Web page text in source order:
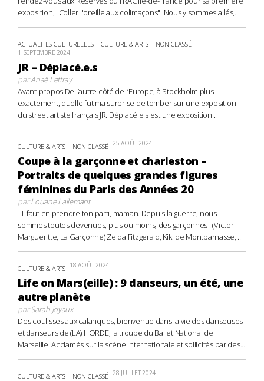
exposition, "Coller l'oreille aux colimaçons". Nous y sommes allés,...
ACTUALITÉS CULTURELLES CULTURE & ARTS NON CLASSÉ
1 SEPTEMBRE 2024
JR – Déplacé.e.s
parAnaë Leffray
Avant-propos De l’autre côté de l’Europe, à Stockholm plus
exactement, quelle fut ma surprise de tomber sur une exposition
du street artiste français JR. Déplacé.e.s est une exposition...
CULTURE & ARTS NON CLASSÉ 25 AOÛT 2024
Coupe à la garçonne et charleston –
Portraits de quelques grandes figures
féminines du Paris des Années 20
parLouane Lallemant
- Il faut en prendre ton parti, maman. Depuis la guerre, nous
sommes toutes devenues, plus ou moins, des garçonnes ! (Victor
Margueritte, La Garçonne) Zelda Fitzgerald, Kiki de Montparnasse,...
CULTURE & ARTS 18 AOÛT 2024
Life on Mars(eille) : 9 danseurs, un été, une
autre planète
parSarah Joyaux
Des coulisses aux calanques, bienvenue dans la vie des danseuses
et danseurs de (LA) HORDE, la troupe du Ballet National de
Marseille. Acclamés sur la scène internationale et sollicités par des...
CULTURE & ARTS NON CLASSÉ 28 JUILLET 2024